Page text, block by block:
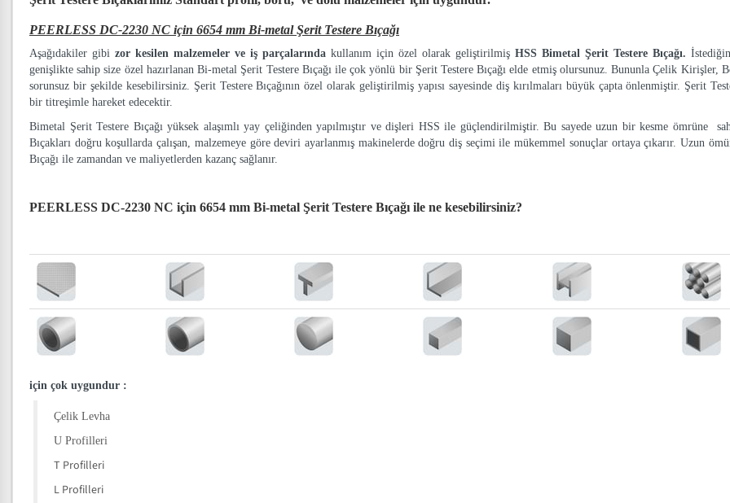
PEERLESS DC-2230 NC için 6654 mm Bi-metal Şerit Testere Bıçağı
Aşağıdakiler gibi zor kesilen malzemeler ve iş parçalarında kullanım için özel olarak geliştirilmiş HSS Bimetal Şerit Testere Bıçağı.
genişlikte sahip size özel hazırlanan Bi-metal Şerit Testere Bıçağı ile çok yönlü bir Şerit Testere Bıçağı elde etmiş olursunuz. Bununla Çelik Kirişler,
sorunsuz bir şekilde kesebilirsiniz. Şerit Testere Bıçağının özel olarak geliştirilmiş yapısı sayesinde diş kırılmaları büyük çapta önlenmiştir. Şerit
bir titreşimle hareket edecektir.
Bimetal Şerit Testere Bıçağı yüksek alaşımlı yay çeliğinden yapılmıştır ve dişleri HSS ile güçlendirilmiştir. Bu sayede uzun bir kesme ömrüne
Bıçakları doğru koşullarda çalışan, malzemeye göre deviri ayarlanmış makinelerde doğru diş seçimi ile mükemmel sonuçlar ortaya çıkarır. Uzun
Bıçağı ile zamandan ve maliyetlerden kazanç sağlanır.
PEERLESS DC-2230 NC için 6654 mm Bi-metal Şerit Testere Bıçağı ile ne kesebilirsiniz?
için çok uygundur :
Çelik Levha
U Profilleri
T Profilleri
L Profilleri